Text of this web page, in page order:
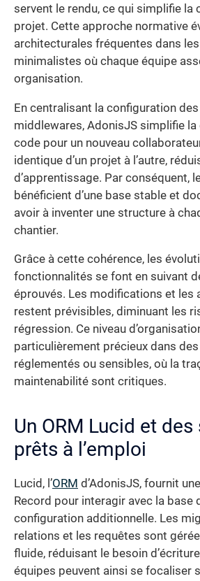
servent le rendu, ce qui simplifie la
projet. Cette approche normative
architecturales fréquentes dans
minimalistes où chaque équipe
organisation.
En centralisant la configuration
middlewares, AdonisJS simplifie
code pour un nouveau
identique d’un projet à l’autre,
d’apprentissage. Par conséquent,
bénéficient d’une base stable et
avoir à inventer une structure à
chantier.
Grâce à cette cohérence, les
fonctionnalités se font en suivant
éprouvés. Les modifications et les
restent prévisibles, diminuant les
régression. Ce niveau
particulièrement précieux dans
réglementés ou sensibles, où la
maintenabilité sont critiques.
Un ORM Lucid et
prêts à l’emploi
Lucid, l’ORM d’AdonisJS, fournit
Record pour interagir avec la base
configuration additionnelle. Les
relations et les requêtes sont
fluide, réduisant le besoin
équipes peuvent ainsi se focaliser